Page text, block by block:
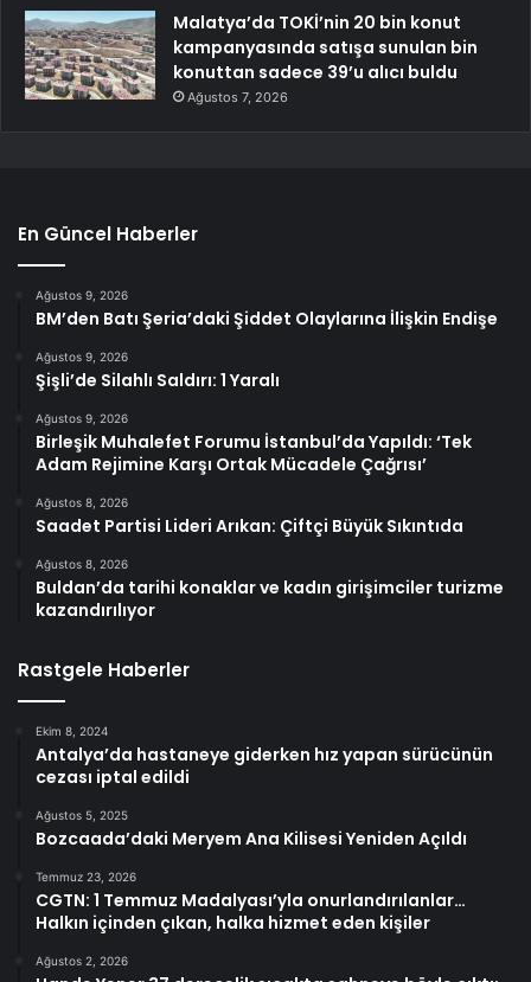
Malatya’da TOKİ’nin 20 bin konut
kampanyasında satışa sunulan bin
konuttan sadece 39’u alıcı buldu
Ağustos 7, 2026
En Güncel Haberler
Ağustos 9, 2026
BM’den Batı Şeria’daki Şiddet Olaylarına İlişkin Endişe
Ağustos 9, 2026
Şişli’de Silahlı Saldırı: 1 Yaralı
Ağustos 9, 2026
Birleşik Muhalefet Forumu İstanbul’da Yapıldı: ‘Tek
Adam Rejimine Karşı Ortak Mücadele Çağrısı’
Ağustos 8, 2026
Saadet Partisi Lideri Arıkan: Çiftçi Büyük Sıkıntıda
Ağustos 8, 2026
Buldan’da tarihi konaklar ve kadın girişimciler turizme
kazandırılıyor
Rastgele Haberler
Ekim 8, 2024
Antalya’da hastaneye giderken hız yapan sürücünün
cezası iptal edildi
Ağustos 5, 2025
Bozcaada’daki Meryem Ana Kilisesi Yeniden Açıldı
Temmuz 23, 2026
CGTN: 1 Temmuz Madalyası’yla onurlandırılanlar…
Halkın içinden çıkan, halka hizmet eden kişiler
Ağustos 2, 2026